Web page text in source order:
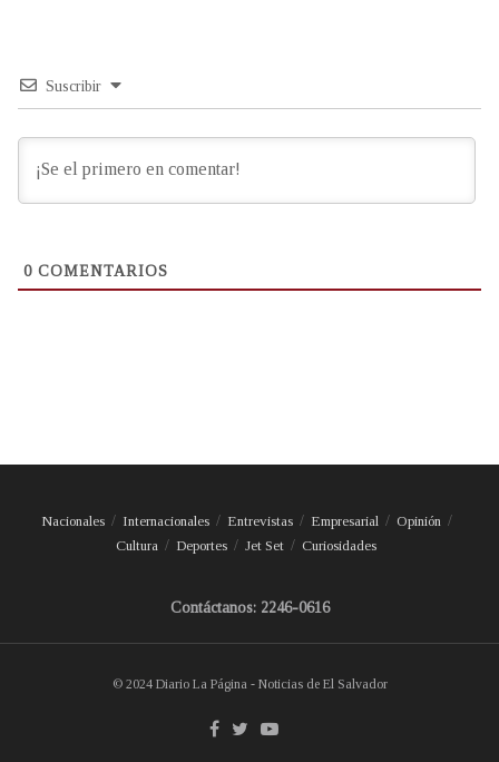
Suscribir
0 COMENTARIOS
Nacionales Internacionales Entrevistas Empresarial
Opinión
Cultura
Deportes Jet Set Curiosidades
Contáctanos: 2246-0616
© 2024 Diario La Página - Noticias de El Salvador